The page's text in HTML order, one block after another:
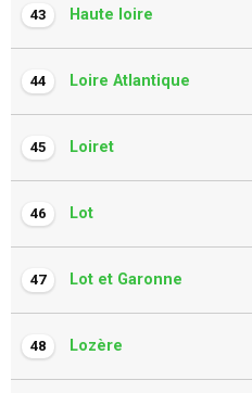
43 Haute loire
44 Loire Atlantique
45 Loiret
46 Lot
47 Lot et Garonne
48 Lozère